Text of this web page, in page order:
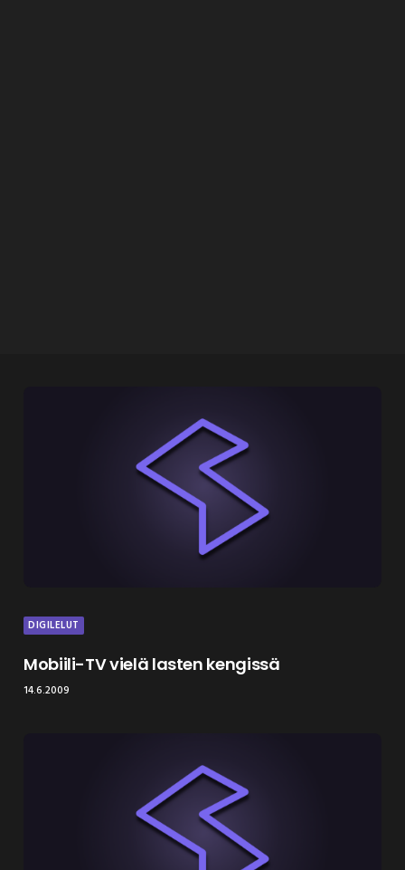
DIGILELUT
Mobiili-TV vielä lasten kengissä
14.6.2009